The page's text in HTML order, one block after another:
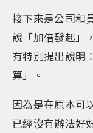
接下來是公司和
說「加倍發起」
有特別提出說明
算」。
因為是在原本可
已經沒有辦法好